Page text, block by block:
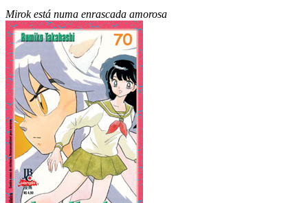
Mirok está numa enrascada amorosa